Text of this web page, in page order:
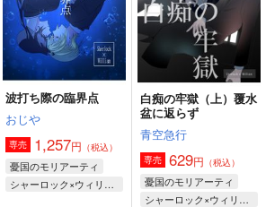
サンプル
作品詳細
サンプル
作品詳細
波打ち際の臨界点
おじや
専売 1,257円 （税込）
憂国のモリアーティ
シャーロック×ウィリアム
白痴の牢獄（上）覆水
盆に返らず
青空急行
専売 629円 （税込）
憂国のモリアーティ
シャーロック×ウィリアム